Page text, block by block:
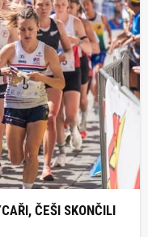
ČEŠI SKONČILI